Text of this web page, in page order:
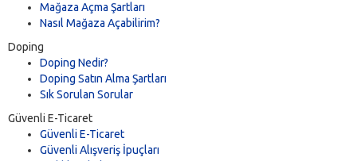
Mağaza Açma Şartları
Nasıl Mağaza Açabilirim?
Doping
Doping Nedir?
Doping Satın Alma Şartları
Sık Sorulan Sorular
Güvenli E-Ticaret
Güvenli E-Ticaret
Güvenli Alışveriş İpuçları